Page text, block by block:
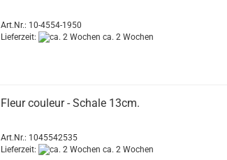
Art.Nr.: 10-4554-1950
Lieferzeit:
ca. 2 Wochen
Fleur couleur - Schale 13cm.
Art.Nr.: 1045542535
Lieferzeit:
ca. 2 Wochen